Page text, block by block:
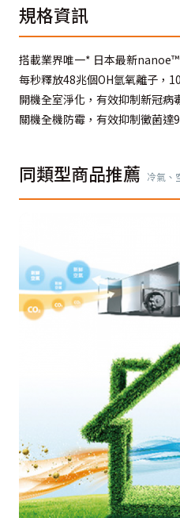
規格資訊
搭載業界唯一* 日本最新
每秒釋放48兆個OH氫氧離子，
開機全室淨化，有效抑制新冠病
關機全機防霉，有效抑制黴菌達
同類型商品推薦 冷氣、